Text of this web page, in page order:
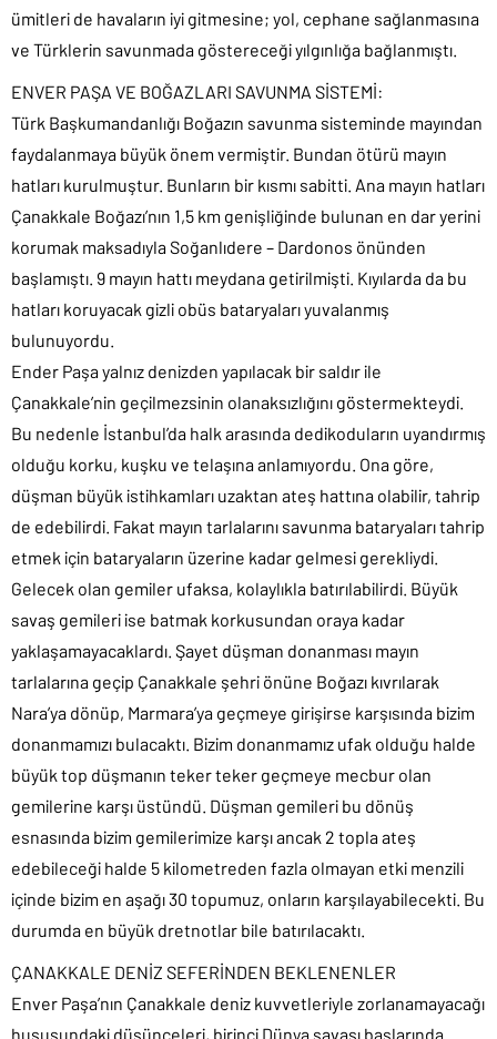
ümitleri de havaların iyi gitmesine; yol, cephane sağlanmasına
ve Türklerin savunmada göstereceği yılgınlığa bağlanmıştı.
ENVER PAŞA VE BOĞAZLARI SAVUNMA SİSTEMİ:
Türk Başkumandanlığı Boğazın savunma sisteminde mayından
faydalanmaya büyük önem vermiştir. Bundan ötürü mayın
hatları kurulmuştur. Bunların bir kısmı sabitti. Ana mayın hatları
Çanakkale Boğazı’nın 1,5 km genişliğinde bulunan en dar yerini
korumak maksadıyla Soğanlıdere – Dardonos önünden
başlamıştı. 9 mayın hattı meydana getirilmişti. Kıyılarda da bu
hatları koruyacak gizli obüs bataryaları yuvalanmış
bulunuyordu.
Ender Paşa yalnız denizden yapılacak bir saldır ile
Çanakkale’nin geçilmezsinin olanaksızlığını göstermekteydi.
Bu nedenle İstanbul’da halk arasında dedikoduların uyandırmış
olduğu korku, kuşku ve telaşına anlamıyordu. Ona göre,
düşman büyük istihkamları uzaktan ateş hattına olabilir, tahrip
de edebilirdi. Fakat mayın tarlalarını savunma bataryaları tahrip
etmek için bataryaların üzerine kadar gelmesi gerekliydi.
Gelecek olan gemiler ufaksa, kolaylıkla batırılabilirdi. Büyük
savaş gemileri ise batmak korkusundan oraya kadar
yaklaşamayacaklardı. Şayet düşman donanması mayın
tarlalarına geçip Çanakkale şehri önüne Boğazı kıvrılarak
Nara’ya dönüp, Marmara’ya geçmeye girişirse karşısında bizim
donanmamızı bulacaktı. Bizim donanmamız ufak olduğu halde
büyük top düşmanın teker teker geçmeye mecbur olan
gemilerine karşı üstündü. Düşman gemileri bu dönüş
esnasında bizim gemilerimize karşı ancak 2 topla ateş
edebileceği halde 5 kilometreden fazla olmayan etki menzili
içinde bizim en aşağı 30 topumuz, onların karşılayabilecekti. Bu
durumda en büyük dretnotlar bile batırılacaktı.
ÇANAKKALE DENİZ SEFERİNDEN BEKLENENLER
Enver Paşa’nın Çanakkale deniz kuvvetleriyle zorlanamayacağı
hususundaki düşünceleri, birinci Dünya savaşı başlarında